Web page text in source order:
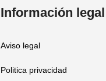
Información legal
Aviso legal
Politica privacidad